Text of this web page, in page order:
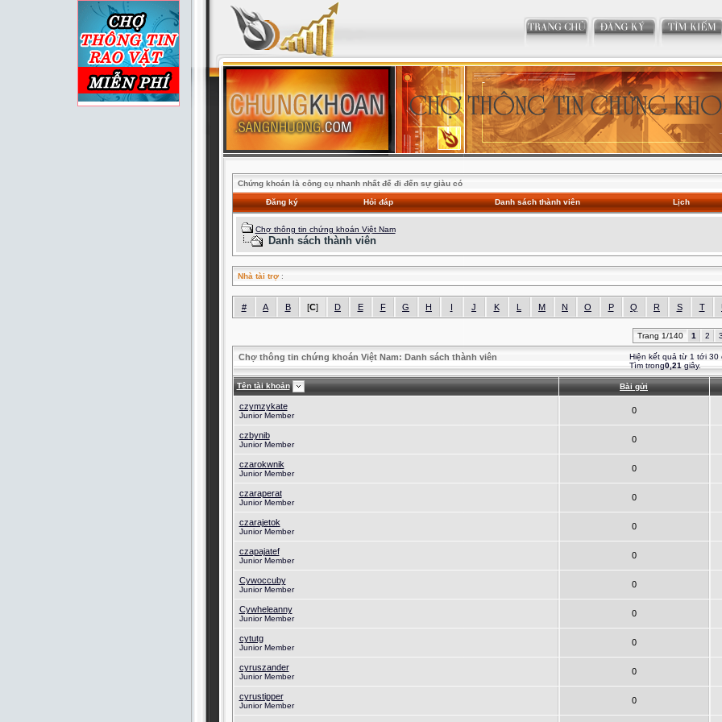
Chứng khoán là công cụ nhanh nhất để đi đến sự giàu có
Đăng ký Hỏi đáp Danh sách thành viên Lịch
Chợ thông tin chứng khoán Việt Nam
Danh sách thành viên
Nhà tài trợ:
# A B [C] D E F G H I J K L M N O P Q R S T
Trang 1/140 1 2 3
Hiện kết quả từ 1 tới 30
Tìm trong0,21giây.
Chợ thông tin chứng khoán Việt Nam: Danh sách thành viên
Tên tài khoản Bài gửi
czymzykate
Junior Member
0
czbynib
Junior Member
0
czarokwnik
Junior Member
0
czaraperat
Junior Member
0
czarajetok
Junior Member
0
czapajatef
Junior Member
0
Cywoccuby
Junior Member
0
Cywheleanny
Junior Member
0
cytutg
Junior Member
0
cyruszander
Junior Member
0
cyrustipper
Junior Member
0